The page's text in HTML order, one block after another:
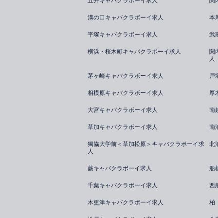
溝の口キャバクラボーイ求人 本
平塚キャバクラボーイ求人 武
横浜・桜木町キャバクラボーイ求人
関
人
茅ヶ崎キャバクラボーイ求人 戸
相模原キャバクラボーイ求人 厚
大宮キャバクラボーイ求人 南
草加キャバクラボーイ求人 南
獨協大学前＜草加松原＞キャバクラボーイ求
人
北
蕨キャバクラボーイ求人 船
千葉キャバクラボーイ求人 西
木更津キャバクラボーイ求人 柏